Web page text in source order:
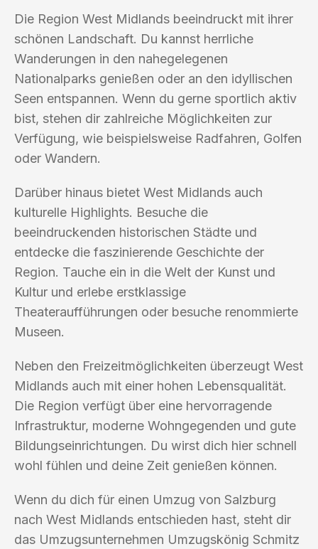
Die Region West Midlands beeindruckt mit ihrer
schönen Landschaft. Du kannst herrliche
Wanderungen in den nahegelegenen
Nationalparks genießen oder an den idyllischen
Seen entspannen. Wenn du gerne sportlich aktiv
bist, stehen dir zahlreiche Möglichkeiten zur
Verfügung, wie beispielsweise Radfahren, Golfen
oder Wandern.
Darüber hinaus bietet West Midlands auch
kulturelle Highlights. Besuche die
beeindruckenden historischen Städte und
entdecke die faszinierende Geschichte der
Region. Tauche ein in die Welt der Kunst und
Kultur und erlebe erstklassige
Theateraufführungen oder besuche renommierte
Museen.
Neben den Freizeitmöglichkeiten überzeugt West
Midlands auch mit einer hohen Lebensqualität.
Die Region verfügt über eine hervorragende
Infrastruktur, moderne Wohngegenden und gute
Bildungseinrichtungen. Du wirst dich hier schnell
wohl fühlen und deine Zeit genießen können.
Wenn du dich für einen Umzug von Salzburg
nach West Midlands entschieden hast, steht dir
das Umzugsunternehmen Umzugskönig Schmitz